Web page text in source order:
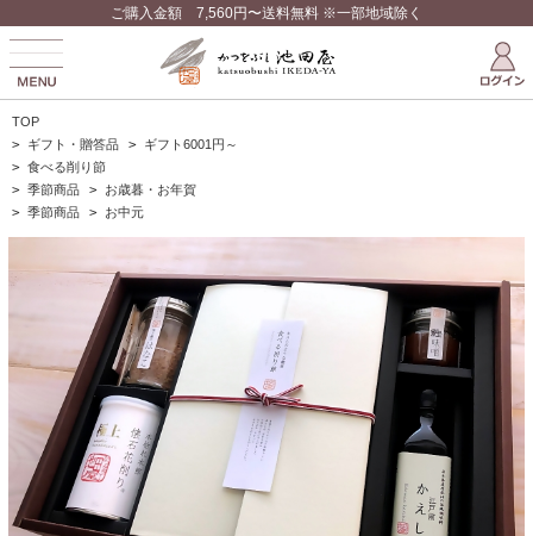
ご購入金額 7,560円〜送料無料 ※一部地域除く
TOP
> ギフト・贈答品 > ギフト6001円～
> 食べる削り節
> 季節商品 > お歳暮・お年賀
> 季節商品 > お中元